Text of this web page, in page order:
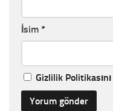
İsim *
Gizlilik Politikasını